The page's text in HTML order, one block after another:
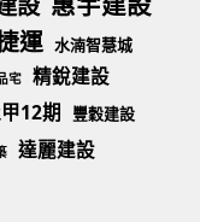
運 水湳智慧城
宅 精銳建設
12期 豐穀建設
達麗建設